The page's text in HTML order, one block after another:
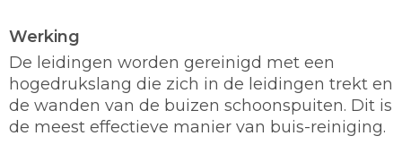
Werking
De leidingen worden gereinigd met een
hogedrukslang die zich in de leidingen trekt en
de wanden van de buizen schoonspuiten. Dit is
de meest effectieve manier van buis-reiniging.